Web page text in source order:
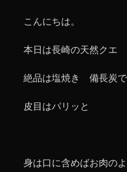
こんにちは。
本日は長崎の天然クエ
絶品は塩焼き 備長炭
皮目はパリッと
身は口に含めばお肉の